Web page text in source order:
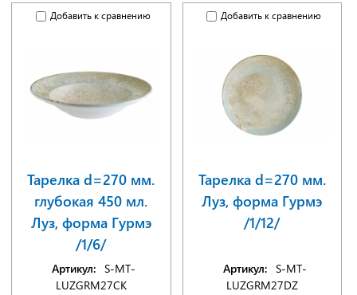
Добавить к сравнению
Тарелка d=270 мм.
глубокая 450 мл.
Луз, форма Гурмэ
/1/6/
Артикул: S-MT-
LUZGRM27CK
Добавить к сравнению
Тарелка d=270 мм.
Луз, форма Гурмэ
/1/12/
Артикул: S-MT-
LUZGRM27DZ